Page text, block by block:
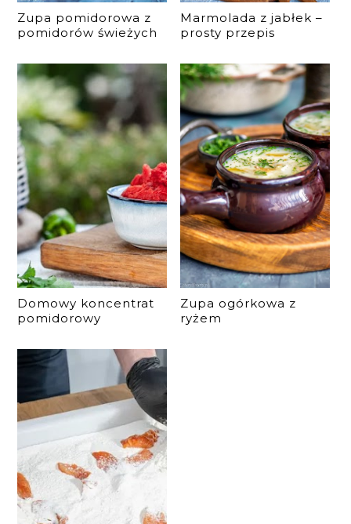
Zupa pomidorowa z
pomidorów świeżych
Marmolada z jabłek –
prosty przepis
Domowy koncentrat
pomidorowy
Zupa ogórkowa z
ryżem